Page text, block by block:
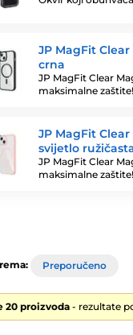
JP MagFit
crna
JP MagFit Clear
maksimalne
JP MagFit
svijetlo
JP MagFit Clear
maksimalne
Preporučeno
20 proizvoda- rezultate